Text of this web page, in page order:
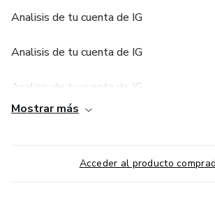
Analisis de tu cuenta de IG
Analisis de tu cuenta de IG
Analisis de tu cuenta de IG
Mostrar más
Acceder al producto